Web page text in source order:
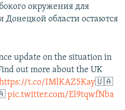
окружения для
Донецкой области остаются
update on the situation in
out more about the UK
t.co/IMlKAZ5Kay🇺🇦
pic.twitter.com/El9tqwfNba